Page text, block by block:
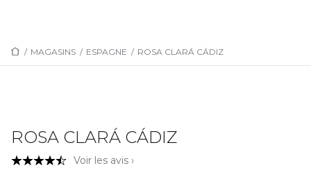
/ MAGASINS / ESPAGNE / ROSA CLARÁ CÁDIZ
ROSA CLARÁ CÁDIZ
Voir les avis ›